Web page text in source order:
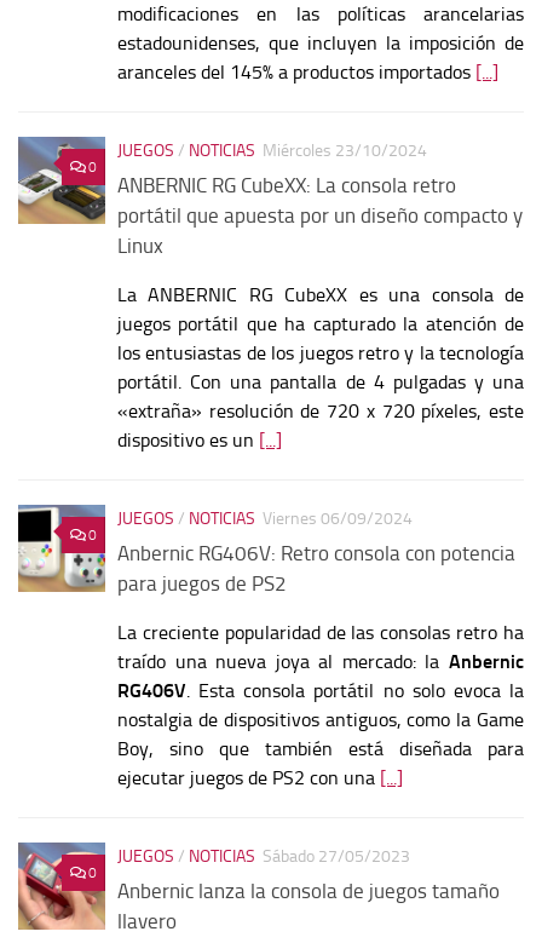
modificaciones en las políticas arancelarias
estadounidenses, que incluyen la imposición de
aranceles del 145% a productos importados [...]
0
JUEGOS / NOTICIAS Miércoles 23/10/2024
ANBERNIC RG CubeXX: La consola retro
portátil que apuesta por un diseño compacto y
Linux
La ANBERNIC RG CubeXX es una consola de
juegos portátil que ha capturado la atención de
los entusiastas de los juegos retro y la tecnología
portátil. Con una pantalla de 4 pulgadas y una
«extraña» resolución de 720 x 720 píxeles, este
dispositivo es un [...]
0
JUEGOS / NOTICIAS Viernes 06/09/2024
Anbernic RG406V: Retro consola con potencia
para juegos de PS2
La creciente popularidad de las consolas retro ha
traído una nueva joya al mercado: la Anbernic
RG406V. Esta consola portátil no solo evoca la
nostalgia de dispositivos antiguos, como la Game
Boy, sino que también está diseñada para
ejecutar juegos de PS2 con una [...]
0
JUEGOS / NOTICIAS Sábado 27/05/2023
Anbernic lanza la consola de juegos tamaño
llavero